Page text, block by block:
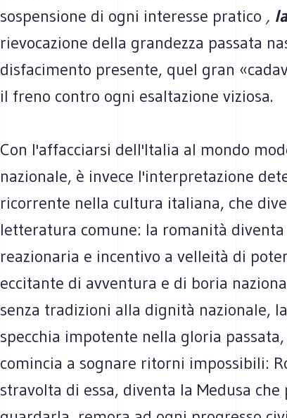
sospensione di ogni interesse pratico ,
rievocazione della grandezza passata
disfacimento presente, quel gran
il freno contro ogni esaltazione viziosa.
Con l'affacciarsi dell'Italia al mondo
nazionale, è invece l'interpretazione
ricorrente nella cultura italiana, che
letteratura comune: la romanità
reazionaria e incentivo a velleità di
eccitante di avventura e di boria
senza tradizioni alla dignità nazionale,
specchia impotente nella gloria
comincia a sognare ritorni impossibili:
stravolta di essa, diventa la Medusa